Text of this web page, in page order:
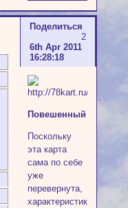
Поделиться
2
6th Apr 2011
16:28:18
Повешенный
Поскольку
эта карта
сама по себе
уже
перевернута,
характеристики,